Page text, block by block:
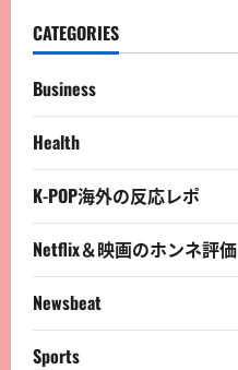
CATEGORIES
Business
Health
K-POP海外の反応レポ
Netflix＆映画のホンネ評価
Newsbeat
Sports